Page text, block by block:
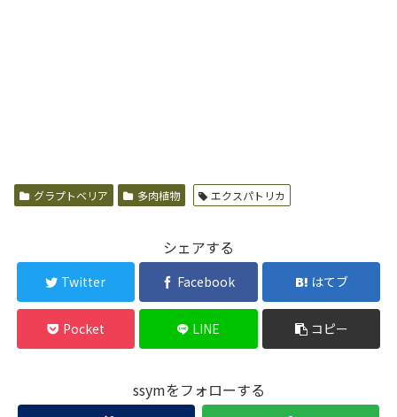
グラプトベリア 多肉植物 エクスパトリカ
シェアする
Twitter Facebook はてブ
Pocket LINE コピー
ssymをフォローする